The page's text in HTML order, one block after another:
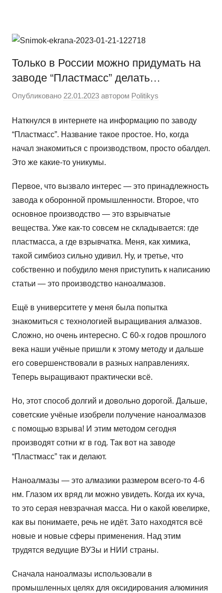
содержимому
сайт
WordPress
Только в России можно придумать на
заводе “Пластмасс” делать…
Опубликовано 22.01.2023 автором Politikys
Наткнулся в интернете на информацию по заводу
“Пластмасс”. Название такое простое. Но, когда
начал знакомиться с производством, просто обалдел.
Это же какие-то уникумы.
Первое, что вызвало интерес — это принадлежность
завода к оборонной промышленности. Второе, что
основное производство — это взрывчатые
вещества. Уже как-то совсем не складывается: где
пластмасса, а где взрывчатка. Меня, как химика,
такой симбиоз сильно удивил. Ну, и третье, что
собственно и побудило меня приступить к написанию
статьи — это производство наноалмазов.
Ещё в университете у меня была попытка
знакомиться с технологией выращивания алмазов.
Сложно, но очень интересно. С 60-х годов прошлого
века наши учёные пришли к этому методу и дальше
его совершенствовали в разных направлениях.
Теперь выращивают практически всё.
Но, этот способ долгий и довольно дорогой. Дальше,
советские учёные изобрели получение наноалмазов
с помощью взрыва! И этим методом сегодня
производят сотни кг в год. Так вот на заводе
“Пластмасс” так и делают.
Наноалмазы — это алмазики размером всего-то 4-6
нм. Глазом их вряд ли можно увидеть. Когда их куча,
то это серая невзрачная масса. Ни о какой ювелирке,
как вы понимаете, речь не идёт. Зато находятся всё
новые и новые сферы применения. Над этим
трудятся ведущие ВУЗы и НИИ страны.
Сначала наноалмазы использовали в
промышленных целях для оксидирования алюминия